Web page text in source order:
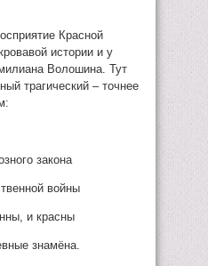
Красной
истории и у
Волошина. Тут
трагический – точнее
закона
войны
и красны
знамёна.